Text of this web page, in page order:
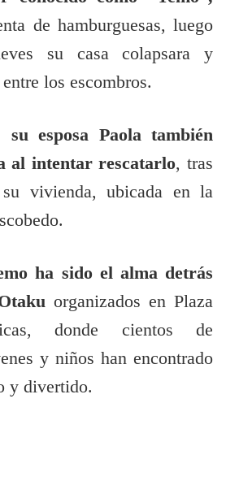
de hamburguesas, luego
su casa colapsara y
los escombros.
su esposa Paola también
al intentar rescatarlo, tras
vivienda, ubicada en la
ha sido el alma detrás
organizados en Plaza
donde cientos de
y niños han encontrado
y divertido.